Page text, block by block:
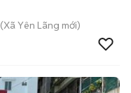
(Xã Yên Lãng mới)